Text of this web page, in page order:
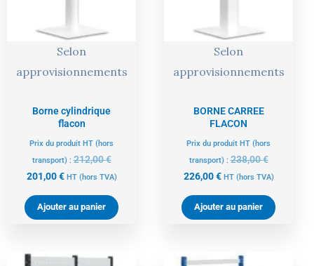
Selon
approvisionnements
Borne cylindrique
flacon
Prix du produit HT (hors
transport) :212,00€
201,00€ HT (hors TVA)
Ajouter au panier
Selon
approvisionnements
BORNE CARREE
FLACON
Prix du produit HT (hors
transport) :238,00€
226,00€ HT (hors TVA)
Ajouter au panier
Le
Le
Le